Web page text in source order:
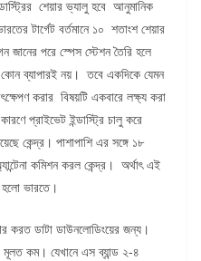
শেয়ার ভ্যালু হবে আনুমানিক
টার্গেট বর্তমানে ১০ শতাংশ শেয়ার
জানের পরে স্পেস স্টেশন তৈরি হলে
ব্যাপারই নয়। তবে একদিকে যেমন
করার বিষয়টি একবারে লক্ষ্য করা
প্রাইভেট ইন্ডাস্ট্রি চালু করে
কেন্দ্র। পাশাপাশি এর সঙ্গে ১৮
কমিশন করল কেন্দ্র। অর্থাৎ এই
হলো ভারতে।
করত ডাটা ডাউনলোডিংয়ের জন্য।
মূলত কম। যেখানে এস ব্যান্ড ২-৪